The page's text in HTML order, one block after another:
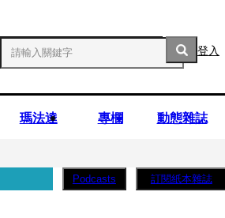
登入
瑪法達 專欄 動態雜誌
Podcasts 訂閱紙本雜誌